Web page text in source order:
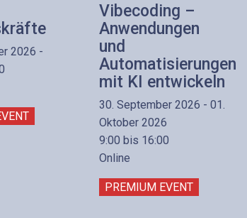
2026 -
Vibecoding –
Anwendungen
und
Automatisierungen
mit KI entwickeln
30. September 2026 - 01.
Oktober 2026
9:00 bis 16:00
Online
PREMIUM EVENT